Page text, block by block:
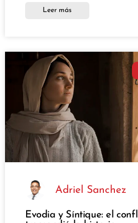
Leer más
Adriel Sanchez
Evodia y Síntique: el